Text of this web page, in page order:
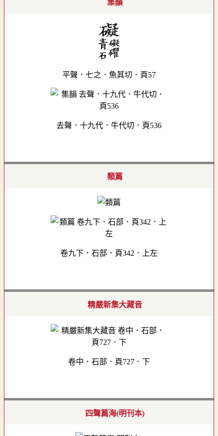
集韻
平聲．七之．魚其切．頁57
去聲．十九代．牛代切．頁536
類篇
卷九下．石部．頁342．上左
精嚴新集大藏音
卷中．石部．頁727．下
四聲篇海(明刊本)